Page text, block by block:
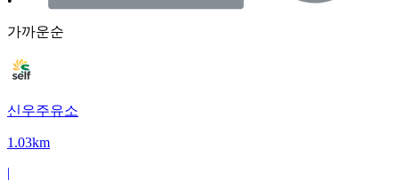
가까운순
신우주유소
1.03km
|